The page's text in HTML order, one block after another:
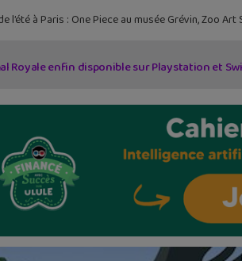
l’été à Paris : One Piece au musée Grévin, Zoo
Royale enfin disponible sur Playstation et